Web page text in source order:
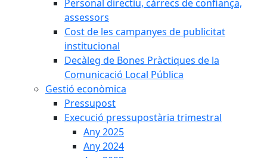
Personal directiu, càrrecs de confiança,
assessors
Cost de les campanyes de publicitat
institucional
Decàleg de Bones Pràctiques de la
Comunicació Local Pública
Gestió econòmica
Pressupost
Execució pressupostària trimestral
Any 2025
Any 2024